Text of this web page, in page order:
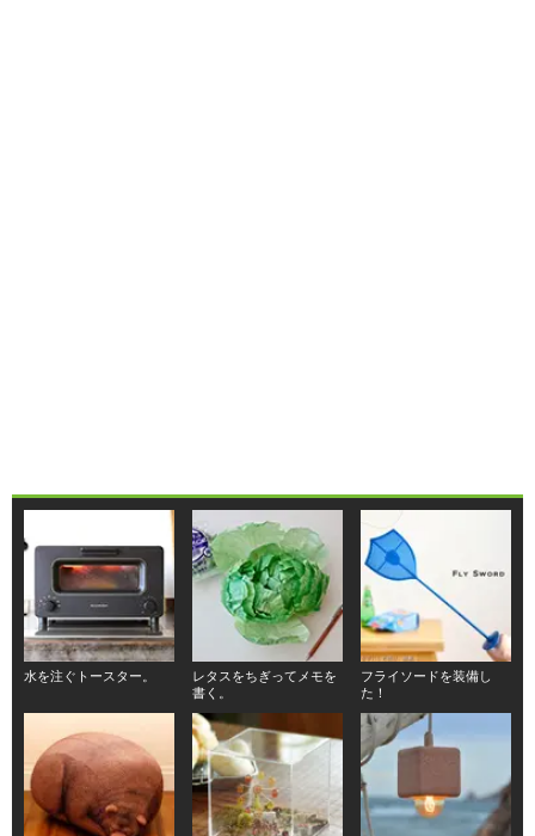
水を注ぐトースター。
レタスをちぎってメモを
書く。
フライソードを装備し
た！